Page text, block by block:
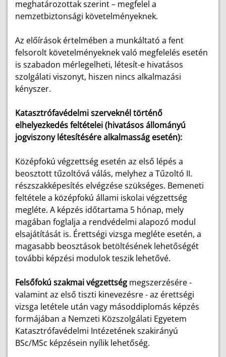
meghatározottak szerint – megfelel a
nemzetbiztonsági követelményeknek.
Az előírások értelmében a munkáltató a fent
felsorolt követelményeknek való megfelelés esetén
is szabadon mérlegelheti, létesít-e hivatásos
szolgálati viszonyt, hiszen nincs alkalmazási
kényszer.
Katasztrófavédelmi szerveknél történő
elhelyezkedés feltételei (hivatásos állományú
jogviszony létesítésére alkalmasság esetén):
Középfokú végzettség esetén az első lépés a
beosztott tűzoltóvá válás, melyhez a Tűzoltó II.
részszakképesítés elvégzése szükséges. Bemeneti
feltétele a középfokú állami iskolai végzettség
megléte. A képzés időtartama 5 hónap, mely
magában foglalja a rendvédelmi alapozó modul
elsajátítását is. Érettségi vizsga megléte esetén, a
magasabb beosztások betöltésének lehetőségét
további képzési modulok teszik lehetővé.
Felsőfokú szakmai végzettség megszerzésére -
valamint az első tiszti kinevezésre - az érettségi
vizsga letétele után vagy másoddiplomás képzés
formájában a Nemzeti Közszolgálati Egyetem
Katasztrófavédelmi Intézetének szakirányú
BSc/MSc képzésein nyílik lehetőség.